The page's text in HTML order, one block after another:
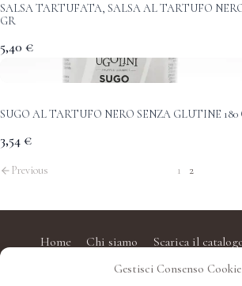
Gestisci Consenso Cookie
SALSA TARTUFATA, SALSA AL TARTUFO
GR
5,40 €
SUGO AL TARTUFO NERO SENZA GLUTINE 180
3,54 €
Previous 1 2
Home Chi siamo Scarica il
Privacy policy Cookie Policy